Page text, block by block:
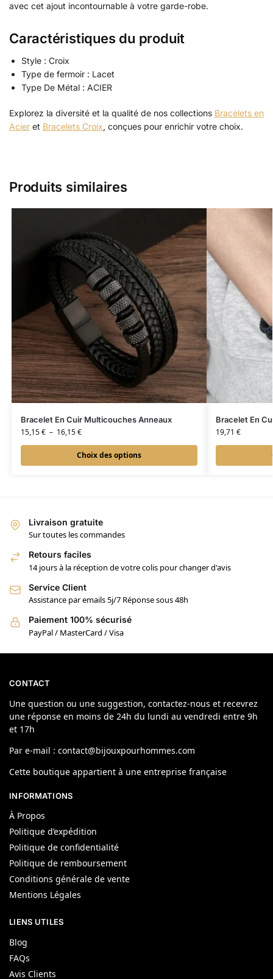
avec cet ajout incontournable à votre garde-robe.
Caractéristiques du produit
Style : Croix
Type de fermoir : Lacet
Type De Métal : ACIER
Explorez la diversité et la qualité de nos collections Bracelets en
Acier et Bracelets Croix, conçues pour enrichir votre choix.
Produits similaires
Bracelet En Cuir Multicouches Anneaux
15,15€ – 16,15€
Choix des options
Bracelet En
19,71 €
Livraison gratuite
Sur toutes les commandes
Retours faciles
14 jours à la réception de votre colis pour changer d'avis
Service Client
Assistance par emails 5j/7 Réponse sous 48h
Paiement 100% sécurisé
PayPal / MasterCard / Visa
CONTACT
Une question ou une suggestion, contactez-nous et recevrez
une réponse en moins de 24h du lundi au vendredi entre 9h
et 17h
Par e-mail : contact@bijouxpourhommes.com
Cette boutique appartient à une entreprise française
INFORMATIONS
À Propos
Politique d’expédition
Politique de confidentialité
Politique de remboursement
Conditions générale de vente
Mentions Légales
LIENS UTILES
Blog
FAQs
Avis Clients